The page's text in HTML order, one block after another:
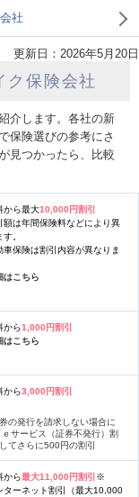
社
更新日： 2026年5月20日
ク保険会社
介します。各社の新
保険選びの参考にさ
見つかったら、比較
から最大10,000円割引
は年間保険料などにより異
。
保険は割引内容が異なりま
はこちら
から1,000円割引
はこちら
から3,000円割引
の発行を請求しない場合に
サービス（証券不発行）割
てさらに500円の割引
から最大11,000円割引 ※
ーネット割引（最大10,000